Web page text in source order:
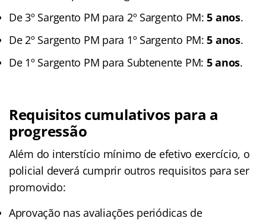
De 3º Sargento PM para 2º Sargento PM:5 anos.
De 2º Sargento PM para 1º Sargento PM:5 anos.
De 1º Sargento PM para Subtenente PM: 5 anos.
Requisitos cumulativos para a
progressão
Além do interstício mínimo de efetivo exercício, o
policial deverá cumprir outros requisitos para ser
promovido:
Aprovação nas avaliações periódicas de